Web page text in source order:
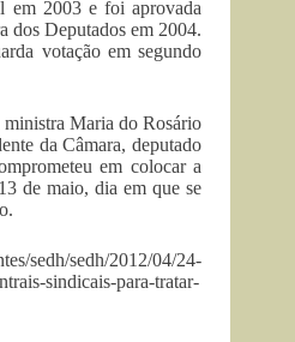
em 2003 e foi aprovada
dos Deputados em 2004.
votação em segundo
Maria do Rosário
da Câmara, deputado
em colocar a
de maio, dia em que se
sedh/sedh/2012/04/24-
sindicais-para-tratar-